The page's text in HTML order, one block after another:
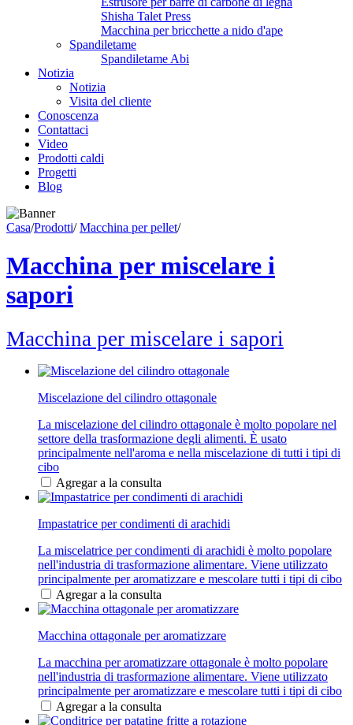
Shisha Talet Press
Macchina per bricchette a nido d'ape
Spandiletame
Spandiletame Abi
Notizia
Notizia
Visita del cliente
Conoscenza
Contattaci
Video
Prodotti caldi
Progetti
Blog
Casa/Prodotti/ Macchina per pellet/
Macchina per miscelare i
sapori
Macchina per miscelare i sapori
Miscelazione del cilindro ottagonale
La miscelazione del cilindro ottagonale è molto popolare nel
settore della trasformazione degli alimenti. È usato
principalmente nell'aroma e nella miscelazione di tutti i tipi di
cibo
Agregar a la consulta
Impastatrice per condimenti di arachidi
La miscelatrice per condimenti di arachidi è molto popolare
nell'industria di trasformazione alimentare. Viene utilizzato
principalmente per aromatizzare e mescolare tutti i tipi di cibo
Agregar a la consulta
Macchina ottagonale per aromatizzare
La macchina per aromatizzare ottagonale è molto popolare
nell'industria di trasformazione alimentare. Viene utilizzato
principalmente per aromatizzare e mescolare tutti i tipi di cibo
Agregar a la consulta